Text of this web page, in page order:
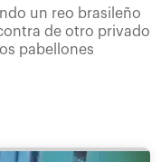
un reo brasileño
de otro privado
pabellones